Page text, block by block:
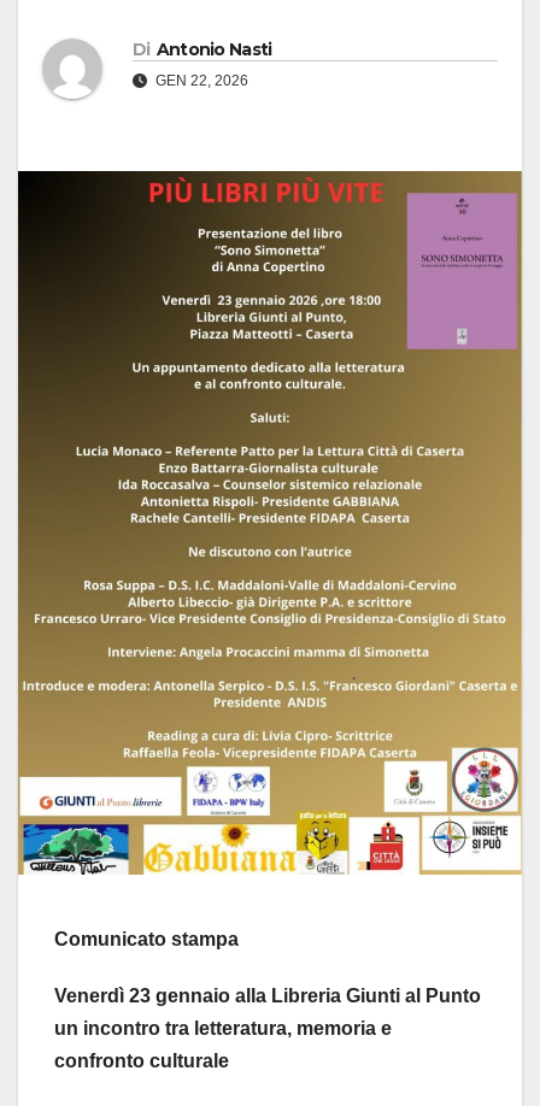
Di Antonio Nasti
GEN 22, 2026
Comunicato stampa
Venerdì 23 gennaio alla Libreria Giunti al Punto
un incontro tra letteratura, memoria e
confronto culturale